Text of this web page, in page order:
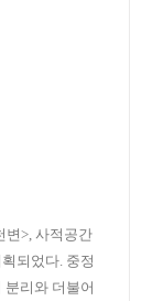
변>, 사적공간
되었다. 중정
분리와 더불어